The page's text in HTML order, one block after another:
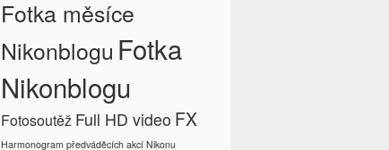
Fotka měsíce
Nikonblogu Fotka
Nikonblogu
Fotosoutěž Full HD video FX
Harmonogram předváděcích akcí Nikonu